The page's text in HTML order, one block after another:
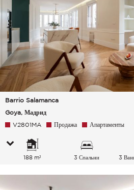
Barrio Salamanca
Goya, Мадрид
V2801MA Продажа Апартаменты
188 m² 3 Спальни 3